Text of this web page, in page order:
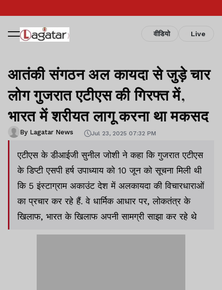
वीडियो Live
आतंकी संगठन अल कायदा से जुड़े चार
लोग गुजरात एटीएस की गिरफ्त में,
भारत में शरीयत लागू करना था मकसद
By Lagatar News Jul 23, 2025 07:32 PM
एटीएस के डीआईजी सुनील जोशी ने कहा कि गुजरात एटीएस
के डिप्टी एसपी हर्ष उपाध्याय को 10 जून को सूचना मिली थी
कि 5 इंस्टाग्राम अकाउंट देश में अलकायदा की विचारधाराओं
का प्रचार कर रहे हैं. वे धार्मिक आधार पर, लोकतंत्र के
खिलाफ, भारत के खिलाफ अपनी सामग्री साझा कर रहे थे